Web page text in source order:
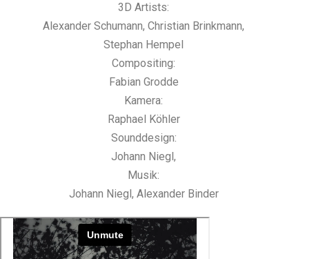
3D Artists:
Alexander Schumann, Christian Brinkmann,
Stephan Hempel
Compositing:
Fabian Grodde
Kamera:
Raphael Köhler
Sounddesign:
Johann Niegl,
Musik:
Johann Niegl, Alexander Binder